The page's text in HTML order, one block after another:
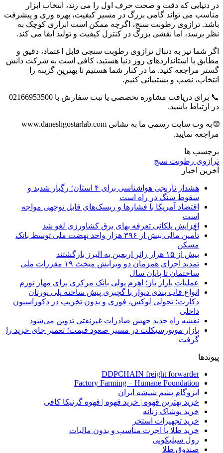
در دنیایی که دقت و صحت حرف اول را می زند، انتخاب ابزار
مناسب می تواند گامی بزرگ در مسیر کیفیت، بهره وری و پیشرفت
باشد. ترازوی رطوبت سنج، اگرچه ممکن است ابزاری کوچک به
نظر برسد، اما نقشی بزرگ در کنترل کیفیت و تولید ایفا می کند.
اگر شما نیز به دنبال ترازوی رطوبت سنجی قابل اعتماد، دقیق و
مطابق با استانداردهای روز دنیا هستید، کافی است به شرکت دانش
گستر مراجعه کنید. ما در کنار شما هستیم تا بهترین گزینه را
انتخاب، نصب و پشتیبانی کنیم.
📞 برای دریافت مشاوره تخصصی یا ثبت سفارش با 02166953500
در ارتباط باشید.
🌐 به وب سایت رسمی ما به نشانی www.daneshgostarlab.com
مراجعه نمایید.
برچسب ها
ترازوی رطوبت سنج
آخرین اخبار
هشدار نارنجی هواشناسی برای ۴ استان؛ رگبار شدید و
سقوط سنگ در راه است
اقتصاد آمریکا با فشارها و ریسک‌های قابل توجهی مواجه
است
افزایش پلکانی تعرفه بهای برق کشاورزی لغو شد
تأمین مالی بیش از ۳۹۶ هزار واحد نهضت ملی توسط بانک
مسکن
بیش از ۱۵ هزار زائر اربعین به البرز بازگشتند
تمدید اجرای همزمان دو ویرایش مبحث ۱۹ مقررات ملی
ساختمان تا پایان سال
عملیات بازار باز؛ اهرم پولی بانک مرکزی برای مهار تورم
انواع قاب بندی دیوار با گچبری پیش ساخته پلی یورتان
دکارت؛ تحولی لوکس، فوری و بدون تخریب در دکوراسیون
داخلی
نقشه راه جدید جهش صادرات غیرنفتی تدوین می‌شود
بازار موتورسیکلت در مسیر صعود قیمت؛ تعمیر جای خرید را
گرفت
پیوندها
DDPCHAIN freight forwarder
Factory Farming – Humane Foundation
ایزوگام پشم شیشه ایران
خرید بهترین قهوه | خرید قهوه | قهوه گرنیکا کافی
خرید پوشاک زنانه
خرید تجهیزات استخر
خرید طلا با اجرت مناسب و بدون مالیات
رول سیلیکونی
صندوق طلا